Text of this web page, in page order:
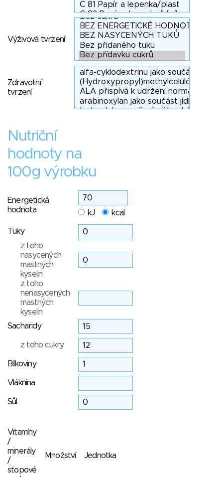
Výživová tvrzení
Zdravotní
tvrzení
Nutriční
hodnoty na
100g výrobku
Energetická
hodnota
kJ kcal
Tuky
z toho
nasycených
mastných
kyselin
z toho
nenasycených
mastných
kyselin
Sacharidy
z toho cukry
Bílkoviny
Vláknina
Sůl
Vitamíny
/
minerály
/
stopové
Množství Jednotka